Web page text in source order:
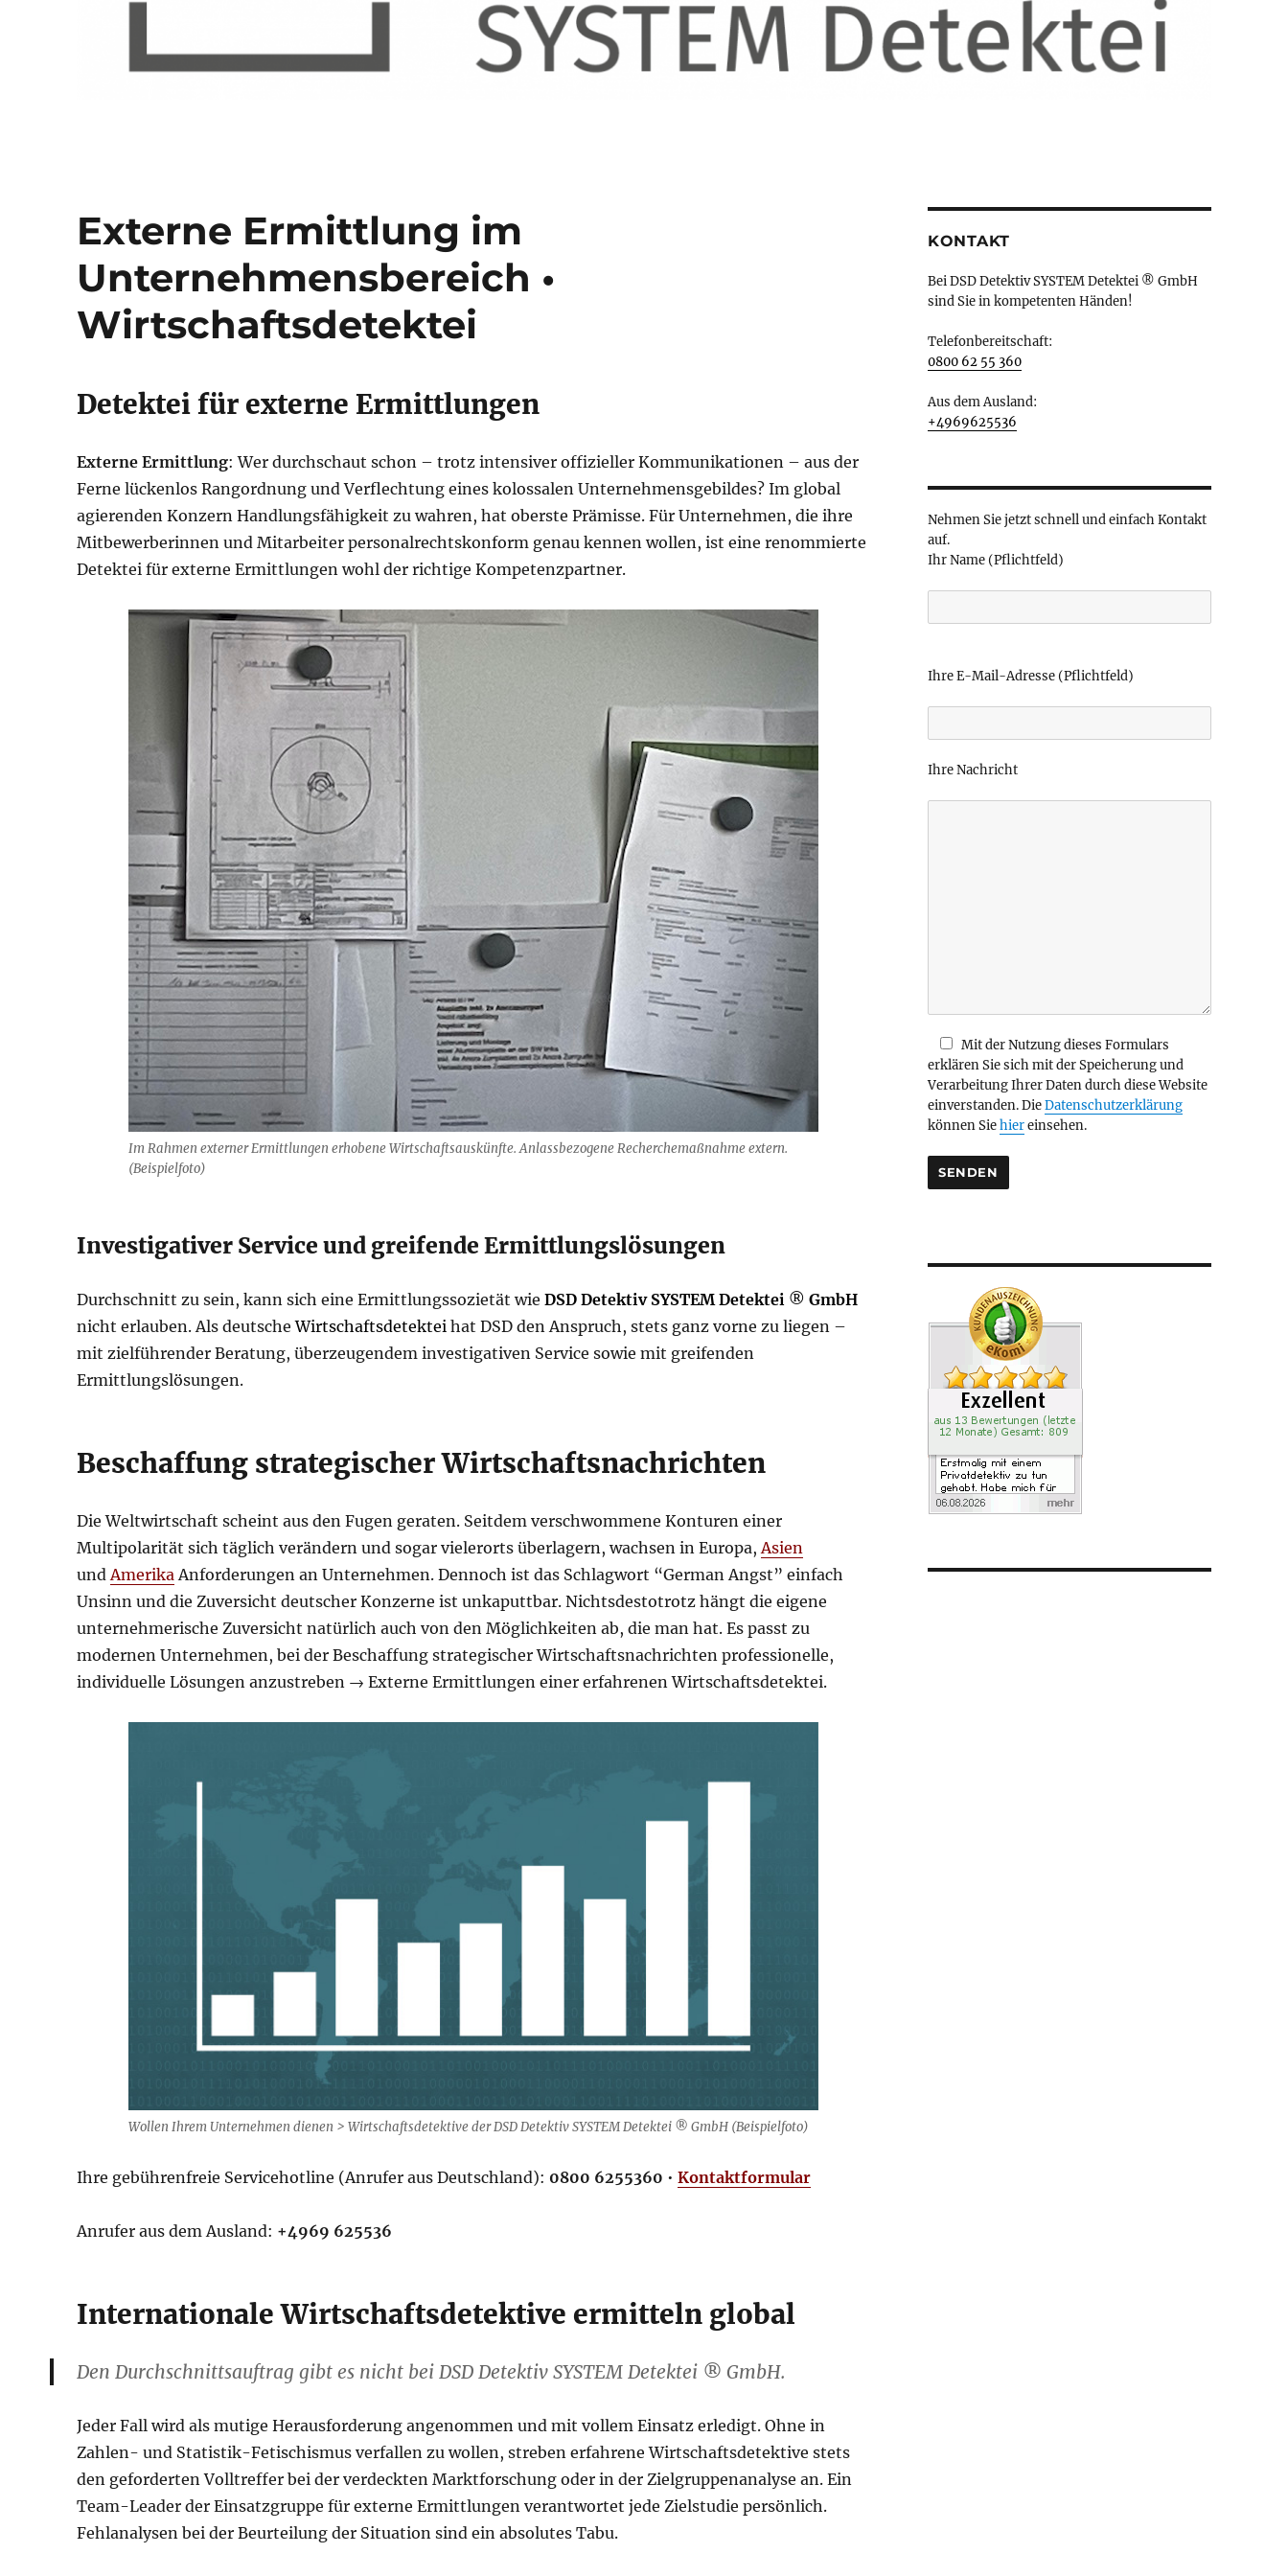
Externe Ermittlung im
Unternehmensbereich •
Wirtschaftsdetektei
Detektei für externe Ermittlungen
Externe Ermittlung: Wer durchschaut schon – trotz intensiver offizieller Kommunikationen – aus der
Ferne lückenlos Rangordnung und Verflechtung eines kolossalen Unternehmensgebildes? Im global
agierenden Konzern Handlungsfähigkeit zu wahren, hat oberste Prämisse. Für Unternehmen, die ihre
Mitbewerberinnen und Mitarbeiter personalrechtskonform genau kennen wollen, ist eine renommierte
Detektei für externe Ermittlungen wohl der richtige Kompetenzpartner.
Im Rahmen externer Ermittlungen erhobene Wirtschaftsauskünfte. Anlassbezogene Recherchemaßnahme extern.
(Beispielfoto)
Investigativer Service und greifende Ermittlungslösungen
Durchschnitt zu sein, kann sich eine Ermittlungssozietät wieDSD Detektiv SYSTEM Detektei ® GmbH
nicht erlauben. Als deutscheWirtschaftsdetektei hat DSD den Anspruch, stets ganz vorne zu liegen –
mit zielführender Beratung, überzeugendem investigativen Service sowie mit greifenden
Ermittlungslösungen.
Beschaffung strategischer Wirtschaftsnachrichten
Die Weltwirtschaft scheint aus den Fugen geraten. Seitdem verschwommene Konturen einer
Multipolarität sich täglich verändern und sogar vielerorts überlagern, wachsen in Europa, Asien
und Amerika Anforderungen an Unternehmen. Dennoch ist das Schlagwort “German Angst” einfach
Unsinn und die Zuversicht deutscher Konzerne ist unkaputtbar. Nichtsdestotrotz hängt die eigene
unternehmerische Zuversicht natürlich auch von den Möglichkeiten ab, die man hat. Es passt zu
modernen Unternehmen, bei der Beschaffung strategischer Wirtschaftsnachrichten professionelle,
individuelle Lösungen anzustreben → Externe Ermittlungen einer erfahrenen Wirtschaftsdetektei.
Wollen Ihrem Unternehmen dienen > Wirtschaftsdetektive der DSD Detektiv SYSTEM Detektei ® GmbH (Beispielfoto)
Ihre gebührenfreie Servicehotline (Anrufer aus Deutschland): 0800 6255360 •Kontaktformular
Anrufer aus dem Ausland: +4969 625536
Internationale Wirtschaftsdetektive ermitteln global
Den Durchschnittsauftrag gibt es nicht bei DSD Detektiv SYSTEM Detektei ®GmbH.
Jeder Fall wird als mutige Herausforderung angenommen und mit vollem Einsatz erledigt. Ohne in
Zahlen- und Statistik-Fetischismus verfallen zu wollen, streben erfahrene Wirtschaftsdetektive stets
den geforderten Volltreffer bei der verdeckten Marktforschung oder in der Zielgruppenanalyse an. Ein
Team-Leader der Einsatzgruppe für externe Ermittlungen verantwortet jede Zielstudie persönlich.
Fehlanalysen bei der Beurteilung der Situation sind ein absolutes Tabu.
KONTAKT
Bei DSD Detektiv SYSTEM Detektei ® GmbH
sind Sie in kompetenten Händen!
Telefonbereitschaft:
0800 62 55 360
Aus dem Ausland:
+4969625536
Nehmen Sie jetzt schnell und einfach Kontakt
auf.
Ihr Name (Pflichtfeld)
i
e
a
l
e
r
Ihre E-Mail-Adresse (Pflichtfeld)
Ihre Nachricht
Mit der Nutzung dieses Formulars
erklären Sie sich mit der Speicherung und
Verarbeitung Ihrer Daten durch diese Website
einverstanden. DieDatenschutzerklärung
können Siehiereinsehen.